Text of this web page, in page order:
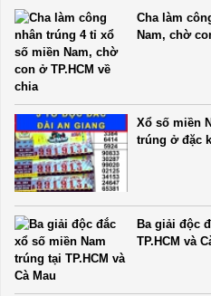
Cha làm
Nam, chờ
Xổ số miền
trúng ở đặc
Ba giải độc
TP.HCM và